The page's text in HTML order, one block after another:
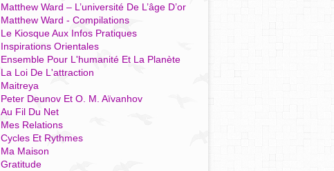
Matthew Ward – L’université De L’âge D’or
Matthew Ward - Compilations
Le Kiosque Aux Infos Pratiques
Inspirations Orientales
Ensemble Pour L'humanité Et La Planète
La Loi De L'attraction
Maitreya
Peter Deunov Et O. M. Aïvanhov
Au Fil Du Net
Mes Relations
Cycles Et Rythmes
Ma Maison
Gratitude